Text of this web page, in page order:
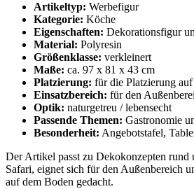
Artikeltyp: Werbefigur
Kategorie: Köche
Eigenschaften: Dekorationsfigur
Material: Polyresin
Größenklasse: verkleinert
Maße: ca. 97 x 81 x 43 cm
Platzierung: für die Platzierung
Einsatzbereich: für den
Optik: naturgetreu / lebensecht
Passende Themen: Gastronomie
Besonderheit: Angebotstafel,
Der Artikel passt zu Dekokonzepten rund
Safari, eignet sich für den Außenbereich
auf dem Boden gedacht.